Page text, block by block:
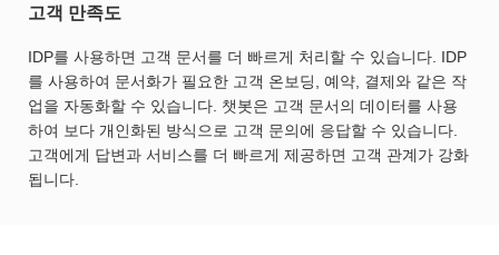
고객 만족도
IDP를 사용하면 고객 문서를 더 빠르게 처리할 수 있습니다. IDP
를 사용하여 문서화가 필요한 고객 온보딩, 예약, 결제와 같은 작
업을 자동화할 수 있습니다. 챗봇은 고객 문서의 데이터를 사용
하여 보다 개인화된 방식으로 고객 문의에 응답할 수 있습니다.
고객에게 답변과 서비스를 더 빠르게 제공하면 고객 관계가 강화
됩니다.